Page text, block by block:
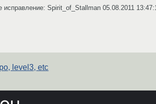
исправление: Spirit_of_Stallman 05.08.2011
level3, etc